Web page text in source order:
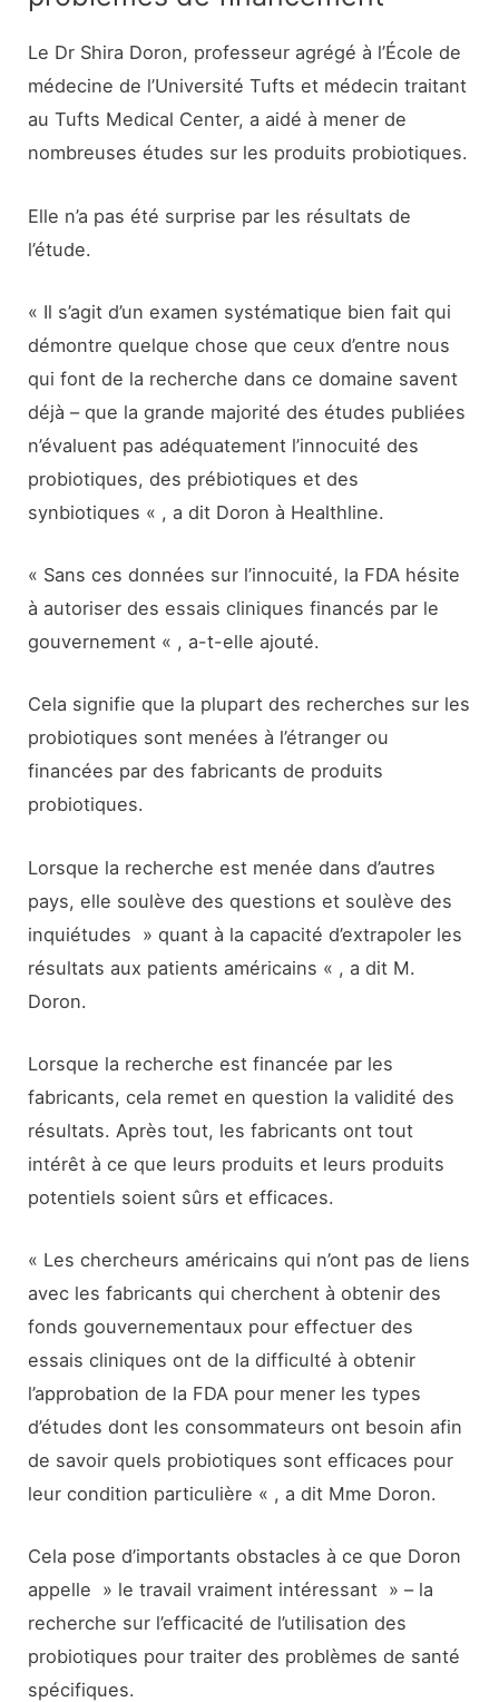
Le Dr Shira Doron, professeur agrégé à l’École de
médecine de l’Université Tufts et médecin traitant
au Tufts Medical Center, a aidé à mener de
nombreuses études sur les produits probiotiques.
Elle n’a pas été surprise par les résultats de
l’étude.
« Il s’agit d’un examen systématique bien fait qui
démontre quelque chose que ceux d’entre nous
qui font de la recherche dans ce domaine savent
déjà – que la grande majorité des études publiées
n’évaluent pas adéquatement l’innocuité des
probiotiques, des prébiotiques et des
synbiotiques « , a dit Doron à Healthline.
« Sans ces données sur l’innocuité, la FDA hésite
à autoriser des essais cliniques financés par le
gouvernement « , a-t-elle ajouté.
Cela signifie que la plupart des recherches sur les
probiotiques sont menées à l’étranger ou
financées par des fabricants de produits
probiotiques.
Lorsque la recherche est menée dans d’autres
pays, elle soulève des questions et soulève des
inquiétudes » quant à la capacité d’extrapoler les
résultats aux patients américains « , a dit M.
Doron.
Lorsque la recherche est financée par les
fabricants, cela remet en question la validité des
résultats. Après tout, les fabricants ont tout
intérêt à ce que leurs produits et leurs produits
potentiels soient sûrs et efficaces.
« Les chercheurs américains qui n’ont pas de liens
avec les fabricants qui cherchent à obtenir des
fonds gouvernementaux pour effectuer des
essais cliniques ont de la difficulté à obtenir
l’approbation de la FDA pour mener les types
d’études dont les consommateurs ont besoin afin
de savoir quels probiotiques sont efficaces pour
leur condition particulière « , a dit Mme Doron.
Cela pose d’importants obstacles à ce que Doron
appelle » le travail vraiment intéressant » – la
recherche sur l’efficacité de l’utilisation des
probiotiques pour traiter des problèmes de santé
spécifiques.